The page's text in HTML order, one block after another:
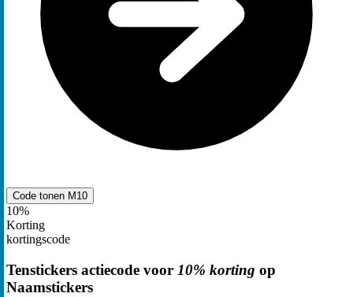
Code tonen M10
10%
Korting
kortingscode
Tenstickers actiecode voor 10% korting op
Naamstickers